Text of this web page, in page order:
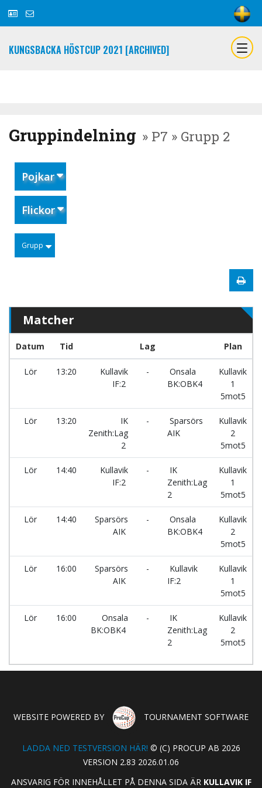
KUNGSBACKA HÖSTCUP 2021 [ARCHIVED]
Gruppindelning » P7 » Grupp 2
Pojkar
Flickor
Grupp
Matcher
Datum Tid Lag Plan
Lör 13:20
Kullavik
IF:2
-
Onsala
BK:OBK4
Kullavik
1
5mot5
Lör 13:20
IK
Zenith:Lag
2
-
Sparsörs
AIK
Kullavik
2
5mot5
Lör 14:40
Kullavik
IF:2
-
IK
Zenith:Lag
2
Kullavik
1
5mot5
Lör 14:40
Sparsörs
AIK
-
Onsala
BK:OBK4
Kullavik
2
5mot5
Lör 16:00
Sparsörs
AIK
-
Kullavik
IF:2
Kullavik
1
5mot5
Lör 16:00
Onsala
BK:OBK4
-
IK
Zenith:Lag
2
Kullavik
2
5mot5
WEBSITE POWERED BY TOURNAMENT SOFTWARE
LADDA NED TESTVERSION HÄR! © (C) PROCUP AB 2026
VERSION 2.83 2026.01.06
ANSVARIG FÖR INNEHÅLLET PÅ DENNA SIDA ÄR KULLAVIK IF